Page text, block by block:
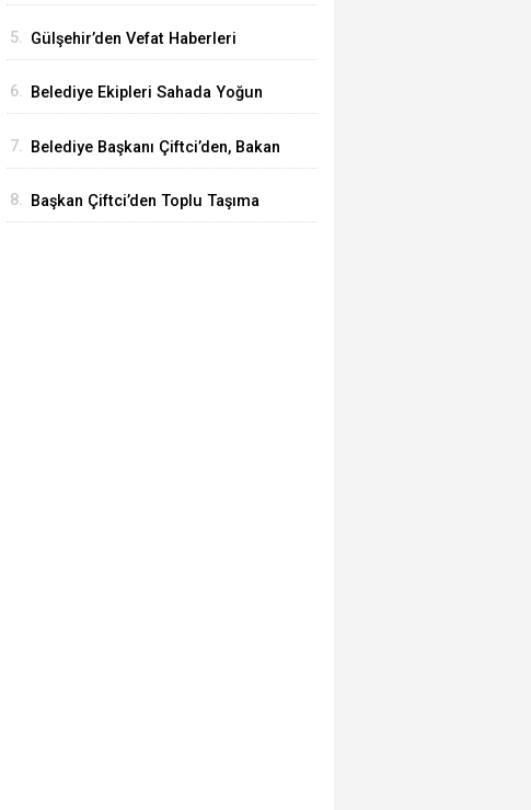
5. Gülşehir’den Vefat Haberleri
6. Belediye Ekipleri Sahada Yoğun
7. Belediye Başkanı Çiftci’den, Bakan
8. Başkan Çiftci’den Toplu Taşıma